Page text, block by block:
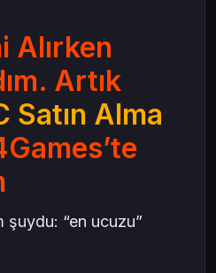
Alırken
Artık
Satın Alma
şuydu: “en ucuzu”